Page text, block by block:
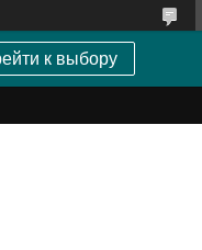
к выбору